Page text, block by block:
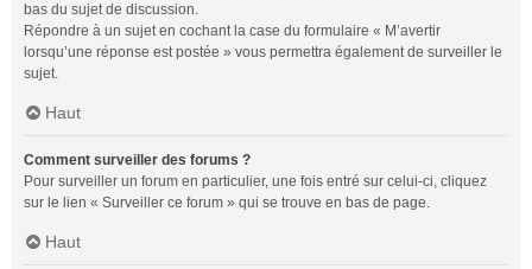
bas du sujet de discussion.
Répondre à un sujet en cochant la case du formulaire « M’avertir
lorsqu’une réponse est postée » vous permettra également de surveiller le
sujet.
Haut
Comment surveiller des forums ?
Pour surveiller un forum en particulier, une fois entré sur celui-ci, cliquez
sur le lien « Surveiller ce forum » qui se trouve en bas de page.
Haut